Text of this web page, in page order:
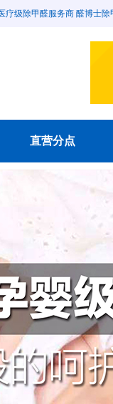
疗级除甲醛服务商 醛博士除
直营分点